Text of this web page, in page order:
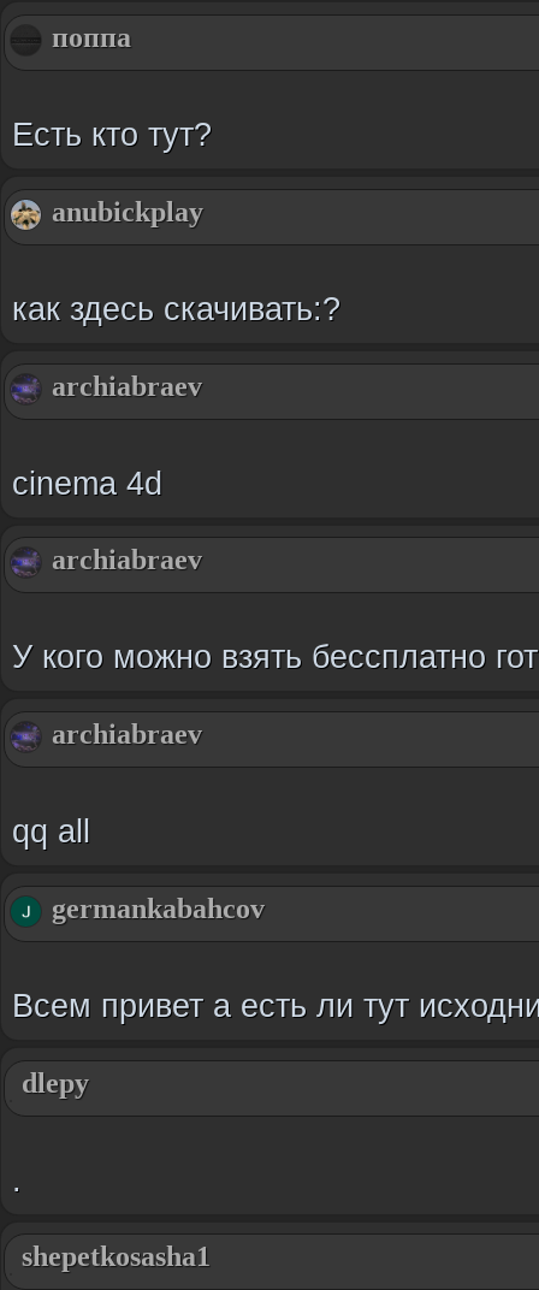
поппа
Есть кто тут?
anubickplay
как здесь скачивать:?
archiabraev
cinema 4d
archiabraev
У кого можно взять бессплатно
archiabraev
qq all
germankabahcov
Всем привет а есть ли тут
dlepy
.
shepetkosasha1